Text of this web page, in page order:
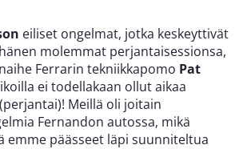
eiliset ongelmat, jotka keskeyttivät
molemmat perjantaisessionsa,
Ferrarin tekniikkapomo Pat
ei todellakaan ollut aikaa
Meillä oli joitain
Fernandon autossa, mikä
emme päässeet läpi suunniteltua